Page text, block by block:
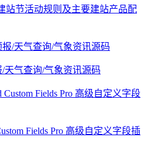
站节活动规则及主要建站产品配
/天气查询/气象资讯源码
Fields Pro 高级自定义字段插